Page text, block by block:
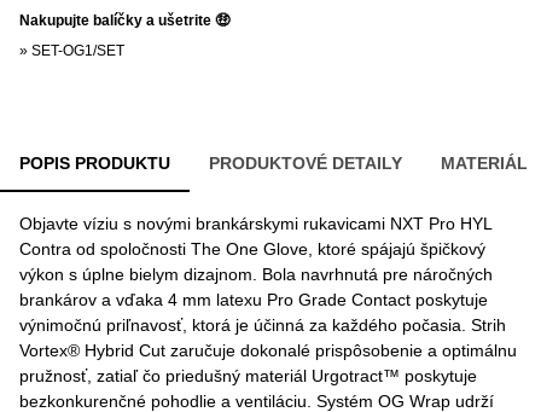
Nakupujte balíčky a ušetrite 🤑
» SET-OG1/SET
POPIS PRODUKTU PRODUKTOVÉ DETAILY MATERIÁL
Objavte víziu s novými brankárskymi rukavicami NXT Pro HYL
Contra od spoločnosti The One Glove, ktoré spájajú špičkový
výkon s úplne bielym dizajnom. Bola navrhnutá pre náročných
brankárov a vďaka 4 mm latexu Pro Grade Contact poskytuje
výnimočnú priľnavosť, ktorá je účinná za každého počasia. Strih
Vortex® Hybrid Cut zaručuje dokonalé prispôsobenie a optimálnu
pružnosť, zatiaľ čo priedušný materiál Urgotract™ poskytuje
bezkonkurenčné pohodlie a ventiláciu. Systém OG Wrap udrží